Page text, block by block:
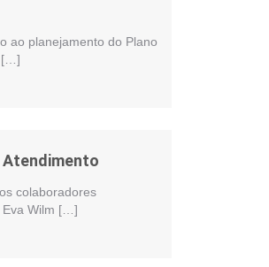
ao planejamento do Plano
[…]
colaboradores
Eva Wilm […]